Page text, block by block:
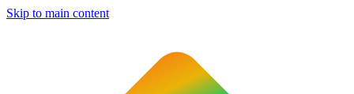
Skip to main content